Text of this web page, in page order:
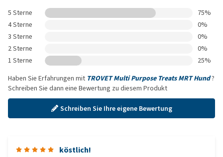
5 Sterne
75%
4 Sterne
0%
3 Sterne
0%
2 Sterne
0%
1 Sterne
25%
Haben Sie Erfahrungen mit TROVET Multi Purpose Treats MRT Hund?
Schreiben Sie dann eine Bewertung zu diesem Produkt
Schreiben Sie Ihre eigene Bewertung
köstlich!